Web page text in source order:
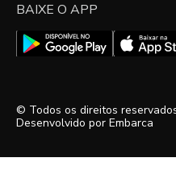
BAIXE O APP
© Todos os direitos
Desenvolvido por Embarca